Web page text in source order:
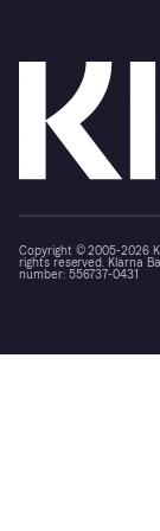
Copyright © 2005-2026
rights reserved. Klarna
number: 556737-0431